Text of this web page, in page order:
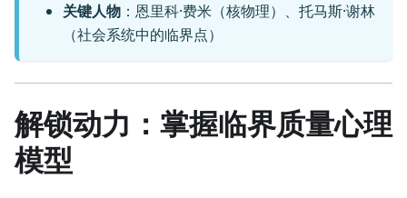
关键人物 ：恩里科·费米（核物理）、托马斯·谢林
（社会系统中的临界点）
解锁动力：掌握临界质量心理
模型